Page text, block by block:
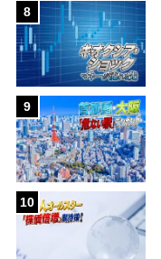
8
9
10